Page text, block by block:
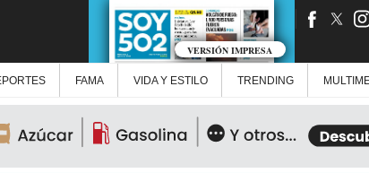
VERSIÓN IMPRESA
FAMA VIDA Y ESTILO TRENDING